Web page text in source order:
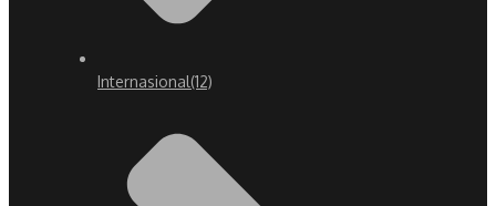
Internasional(12)